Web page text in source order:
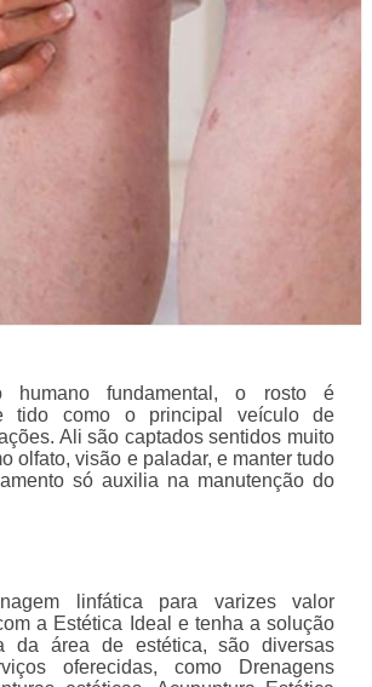
humano fundamental, o rosto é
tido como o principal veículo de
Ali são captados sentidos muito
olfato, visão e paladar, e manter tudo
só auxilia na manutenção do
linfática para varizes valor
a Estética Ideal e tenha a solução
da área de estética, são diversas
oferecidas, como Drenagens